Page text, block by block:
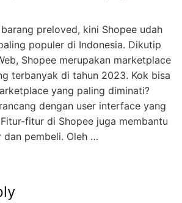
preloved, kini Shopee udah
populer di Indonesia. Dikutip
Shopee merupakan marketplace
terbanyak di tahun 2023. Kok bisa
yang paling diminati?
dengan user interface yang
fitur di Shopee juga membantu
dan pembeli. Oleh …